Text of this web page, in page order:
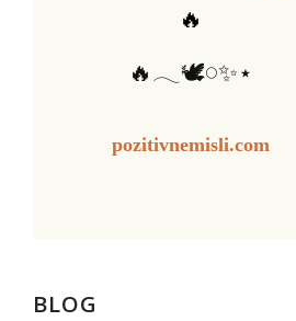
🔥
🔥𓂃🕊️𓏸✨⋆
pozitivnemisli.com
BLOG